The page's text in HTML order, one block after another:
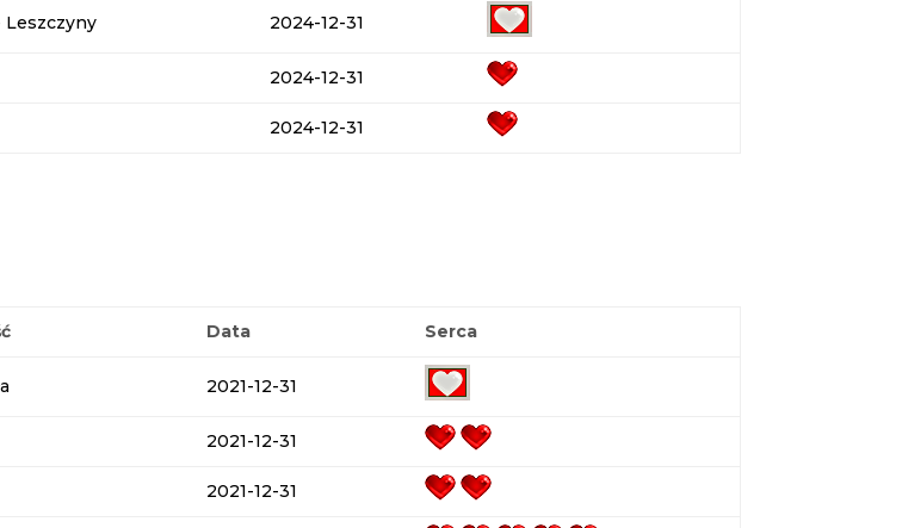
Leszczyny 2024-12-31
2024-12-31
2024-12-31
Data Serca
2021-12-31
2021-12-31
2021-12-31